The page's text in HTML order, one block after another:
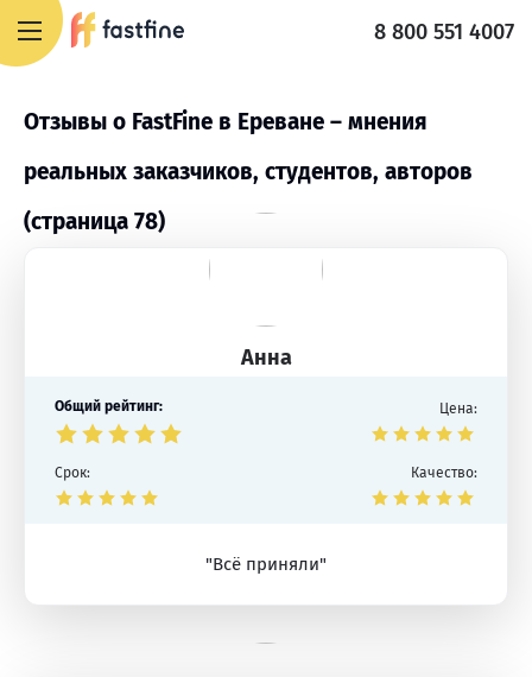
8 800 551 4007
Отзывы о FastFine в Ереване – мнения
реальных заказчиков, студентов, авторов
(страница 78)
Анна
Общий рейтинг: Цена:
Срок: Качество:
"Всё приняли"